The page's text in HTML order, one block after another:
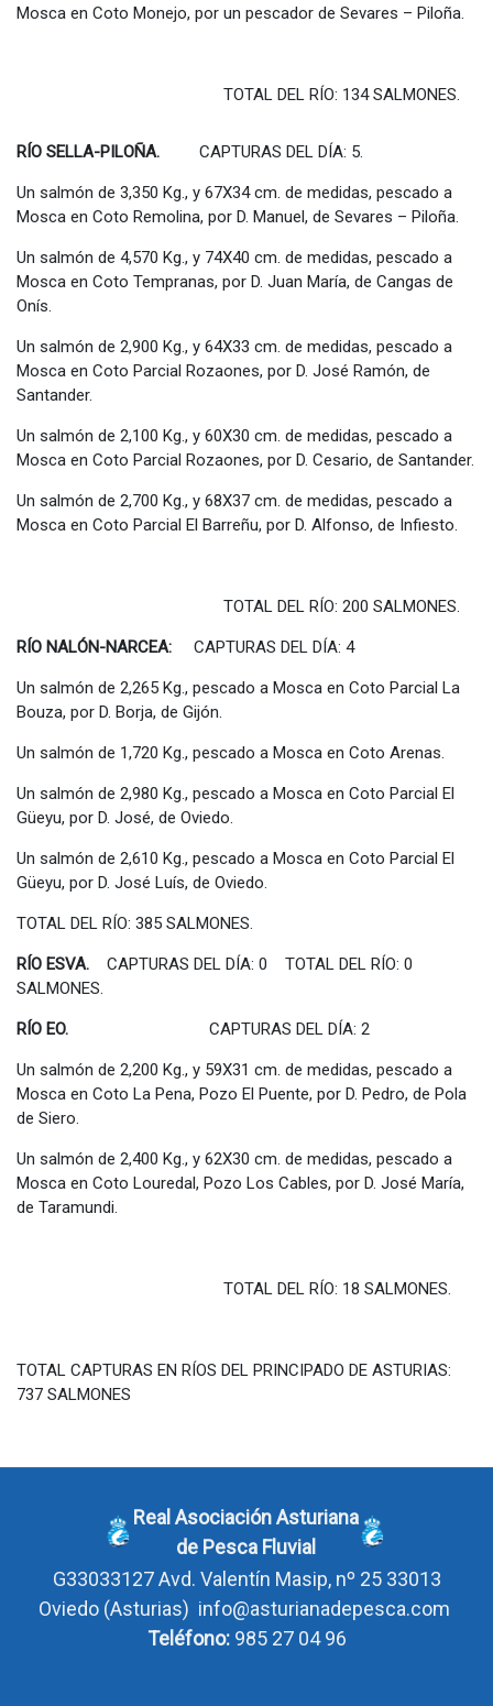
Mosca en Coto Monejo, por un pescador de Sevares – Piloña.
TOTAL DEL RÍO: 134 SALMONES.
RÍO SELLA-PILOÑA. CAPTURAS DEL DÍA: 5.
Un salmón de 3,350 Kg., y 67X34 cm. de medidas, pescado a
Mosca en Coto Remolina, por D. Manuel, de Sevares – Piloña.
Un salmón de 4,570 Kg., y 74X40 cm. de medidas, pescado a
Mosca en Coto Tempranas, por D. Juan María, de Cangas de
Onís.
Un salmón de 2,900 Kg., y 64X33 cm. de medidas, pescado a
Mosca en Coto Parcial Rozaones, por D. José Ramón, de
Santander.
Un salmón de 2,100 Kg., y 60X30 cm. de medidas, pescado a
Mosca en Coto Parcial Rozaones, por D. Cesario, de Santander.
Un salmón de 2,700 Kg., y 68X37 cm. de medidas, pescado a
Mosca en Coto Parcial El Barreñu, por D. Alfonso, de Infiesto.
TOTAL DEL RÍO: 200 SALMONES.
RÍO NALÓN-NARCEA: CAPTURAS DEL DÍA: 4
Un salmón de 2,265 Kg., pescado a Mosca en Coto Parcial La
Bouza, por D. Borja, de Gijón.
Un salmón de 1,720 Kg., pescado a Mosca en Coto Arenas.
Un salmón de 2,980 Kg., pescado a Mosca en Coto Parcial El
Güeyu, por D. José, de Oviedo.
Un salmón de 2,610 Kg., pescado a Mosca en Coto Parcial El
Güeyu, por D. José Luís, de Oviedo.
TOTAL DEL RÍO: 385 SALMONES.
RÍO ESVA. CAPTURAS DEL DÍA: 0 TOTAL DEL RÍO: 0
SALMONES.
RÍO EO. CAPTURAS DEL DÍA: 2
Un salmón de 2,200 Kg., y 59X31 cm. de medidas, pescado a
Mosca en Coto La Pena, Pozo El Puente, por D. Pedro, de Pola
de Siero.
Un salmón de 2,400 Kg., y 62X30 cm. de medidas, pescado a
Mosca en Coto Louredal, Pozo Los Cables, por D. José María,
de Taramundi.
TOTAL DEL RÍO: 18 SALMONES.
TOTAL CAPTURAS EN RÍOS DEL PRINCIPADO DE ASTURIAS:
737 SALMONES
Real Asociación Asturiana
de Pesca Fluvial
G33033127Avd. Valentín Masip, nº 25 33013
Oviedo (Asturias) info@asturianadepesca.com
Teléfono:985 27 04 96